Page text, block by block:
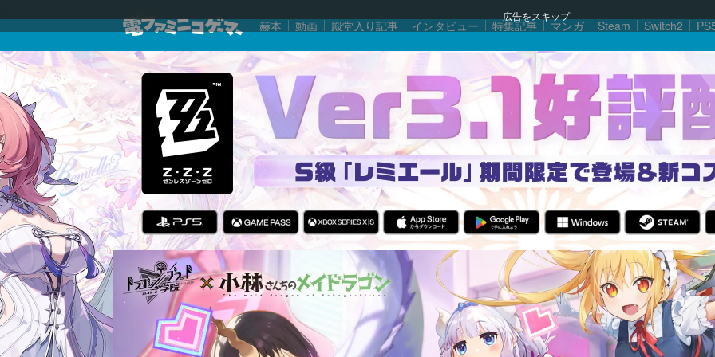
広告をスキップ
赫本 動画 殿堂入り記事 インタビュー 特集記事 マンガ Steam Switch2